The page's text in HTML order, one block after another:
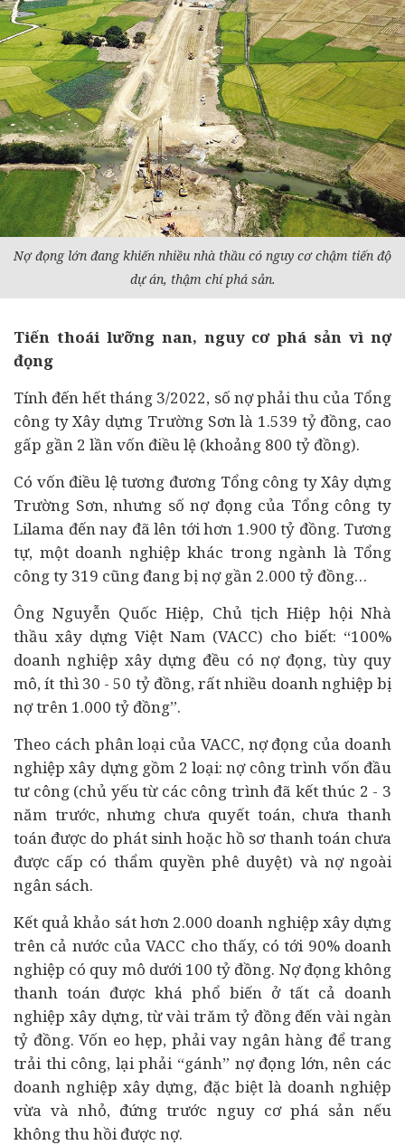
Nợ đọng lớn đang khiến nhiều nhà thầu có nguy cơ chậm tiến độ
dự án, thậm chí phá sản.
Tiến thoái lưỡng nan, nguy cơ phá sản vì nợ
đọng
Tính đến hết tháng 3/2022, số nợ phải thu của Tổng
công ty Xây dựng Trường Sơn là 1.539 tỷ đồng, cao
gấp gần 2 lần vốn điều lệ (khoảng 800 tỷ đồng).
Có vốn điều lệ tương đương Tổng công ty Xây dựng
Trường Sơn, nhưng số nợ đọng của Tổng công ty
Lilama đến nay đã lên tới hơn 1.900 tỷ đồng. Tương
tự, một doanh nghiệp khác trong ngành là Tổng
công ty 319 cũng đang bị nợ gần 2.000 tỷ đồng…
Ông Nguyễn Quốc Hiệp, Chủ tịch Hiệp hội Nhà
thầu xây dựng Việt Nam (VACC) cho biết: “100%
doanh nghiệp xây dựng đều có nợ đọng, tùy quy
mô, ít thì 30 - 50 tỷ đồng, rất nhiều doanh nghiệp bị
nợ trên 1.000 tỷ đồng”.
Theo cách phân loại của VACC, nợ đọng của doanh
nghiệp xây dựng gồm 2 loại: nợ công trình vốn đầu
tưcông (chủ yếu từ các công trình đã kết thúc 2 - 3
năm trước, nhưng chưa quyết toán, chưa thanh
toán được do phát sinh hoặc hồ sơ thanh toán chưa
được cấp có thẩm quyền phê duyệt) và nợ ngoài
ngân sách.
Kết quả khảo sát hơn 2.000 doanh nghiệp xây dựng
trên cả nước của VACC cho thấy, có tới 90% doanh
nghiệp có quy mô dưới 100 tỷ đồng. Nợ đọng không
thanh toán được khá phổ biến ở tất cả doanh
nghiệp xây dựng, từ vài trăm tỷ đồng đến vài ngàn
tỷ đồng. Vốn eo hẹp, phải vay ngân hàng để trang
trải thi công, lại phải “gánh” nợ đọng lớn, nên các
doanh nghiệp xây dựng, đặc biệt là doanh nghiệp
vừa và nhỏ, đứng trước nguy cơ phá sản nếu
không thu hồi được nợ.